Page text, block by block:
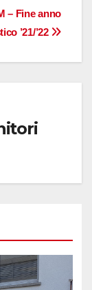
– Fine anno
’21/’22